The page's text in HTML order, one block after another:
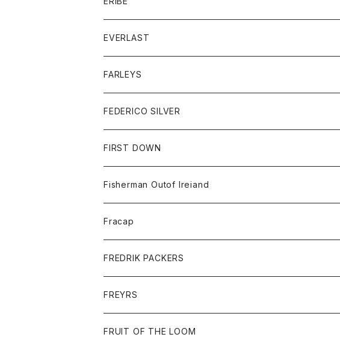
Tシャツ
帽子
トップス
シャツ
セーター
ボトム
ショートパンツ
パンツ
レディース
コート
ジャケット
ニット
EVERLAST
トップス
ジャケット
スエットシャツ
ボトム
スエットパンツ
グッズ
帽子
FARLEYS
FEDERICO SILVER
アクセサリー
FIRST DOWN
Fisherman Outof Ireiand
ニット
Fracap
グッズ
靴
FREDRIK PACKERS
アクセサリー
バッグ
FREYRS
サングラス
FRUIT OF THE LOOM